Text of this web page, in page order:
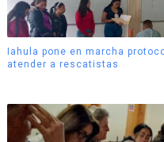
Iahula pone en marcha
atender a rescatistas